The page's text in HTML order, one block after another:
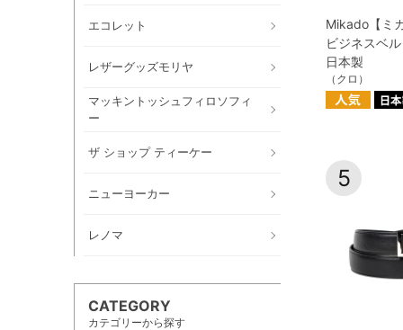
エコレット
レザーグッズモリヤ
マッキントッシュフィロソフィ
ー
ザ ショップ ティーケー
ニューヨーカー
レノマ
CATEGORY
カテゴリーから探す
Mikado【ミ
ビジネスベ
日本製
（クロ）
5